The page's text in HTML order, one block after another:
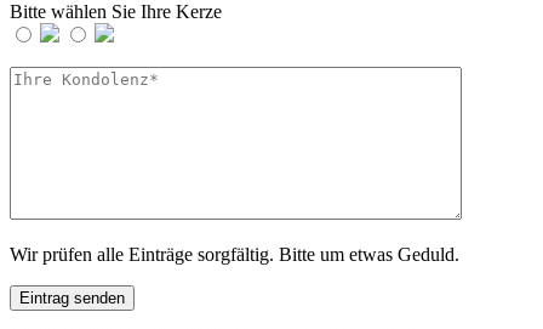
Bitte wählen Sie Ihre Kerze
Wir prüfen alle Einträge sorgfältig. Bitte um etwas Geduld.